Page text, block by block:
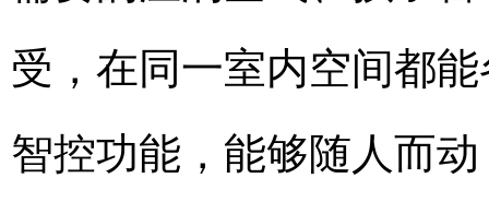
受，在同一室内空间都
智控功能，能够随人而